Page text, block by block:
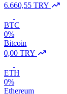
6.660,55 TRY
BTC
0%
Bitcoin
0,00 TRY
ETH
0%
Ethereum